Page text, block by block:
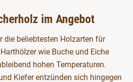
im Angebot
die beliebtesten Holzarten für
wie Buche und Eiche
hohen Temperaturen.
Kiefer entzünden sich hingegen